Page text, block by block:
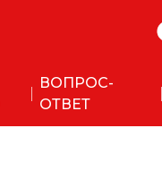
ВОПРОС-
ОТВЕТ